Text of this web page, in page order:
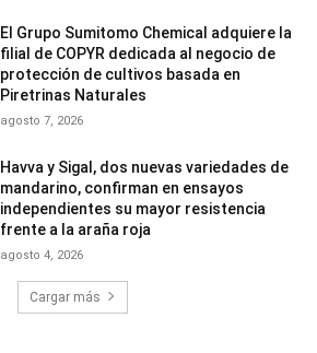
El Grupo Sumitomo Chemical adquiere la
filial de COPYR dedicada al negocio de
protección de cultivos basada en
Piretrinas Naturales
agosto 7, 2026
Havva y Sigal, dos nuevas variedades de
mandarino, confirman en ensayos
independientes su mayor resistencia
frente a la araña roja
agosto 4, 2026
Cargar más